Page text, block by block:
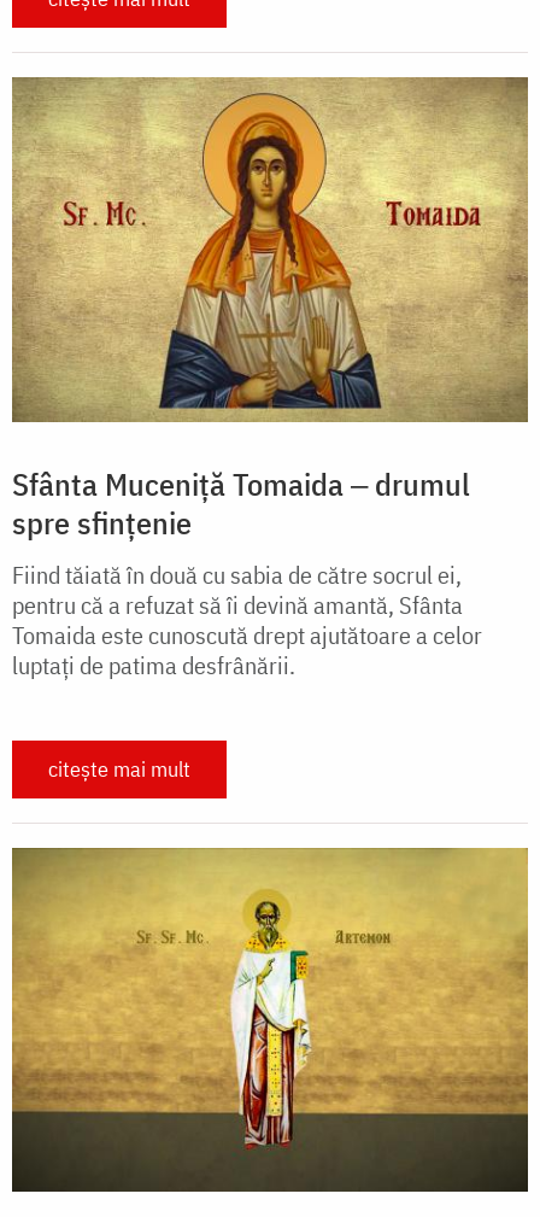
Sfânta Muceniță Tomaida ‒ drumul
spre sfințenie
Fiind tăiată în două cu sabia de către socrul ei,
pentru că a refuzat să îi devină amantă, Sfânta
Tomaida este cunoscută drept ajutătoare a celor
luptați de patima desfrânării.
citește mai mult